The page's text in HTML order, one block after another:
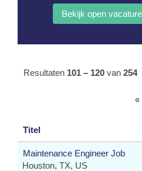
Resultaten 101 – 120 van 254
«
Titel
Maintenance Engineer Job
Houston, TX, US